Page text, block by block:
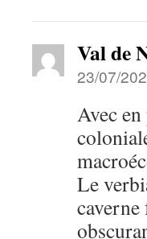
Val de
23/07/
Avec
Le